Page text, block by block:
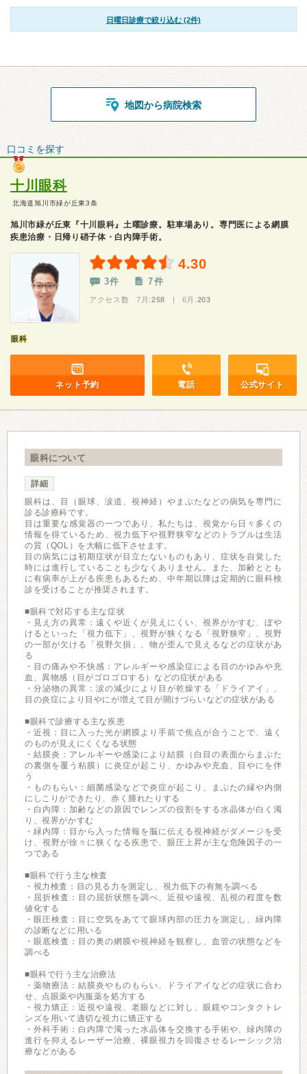
日曜日診療で絞り込む (2件)
地図から病院検索
口コミを探す
十川眼科
北海道旭川市緑が丘東3条
旭川市緑が丘東『十川眼科』土曜診療。駐車場あり。専門医による網膜
疾患治療・日帰り硝子体・白内障手術。
4.30
3件 7件
アクセス数 7月:258 | 6月:203
眼科
ネット予約 電話 公式サイト
眼科について
詳細
眼科は、目（眼球、涙道、視神経）やまぶたなどの病気を専門に
診る診療科です。
目は重要な感覚器の一つであり、私たちは、視覚から日々多くの
情報を得ているため、視力低下や視野狭窄などのトラブルは生活
の質（QOL）を大幅に低下させます。
目の病気には初期症状が目立たないものもあり、症状を自覚した
時には進行していることも少なくありません。また、加齢ととも
に有病率が上がる疾患もあるため、中年期以降は定期的に眼科検
診を受けることが推奨されます。
■眼科で対応する主な症状
・見え方の異常：遠くや近くが見えにくい、視界がかすむ、ぼや
けるといった「視力低下」、視野が狭くなる「視野狭窄」、視野
の一部が欠ける「視野欠損」、物が歪んで見えるなどの症状があ
る
・目の痛みや不快感：アレルギーや感染症による目のかゆみや充
血、異物感（目がゴロゴロする）などの症状がある
・分泌物の異常：涙の減少により目が乾燥する「ドライアイ」、
目の炎症により目やにが増えて目が開けづらいなどの症状がある
■眼科で診療する主な疾患
・近視：目に入った光が網膜より手前で焦点が合うことで、遠く
のものが見えにくくなる状態
・結膜炎：アレルギーや感染により結膜（白目の表面からまぶた
の裏側を覆う粘膜）に炎症が起こり、かゆみや充血、目やにを伴
う
・ものもらい：細菌感染などで炎症が起こり、まぶたの縁や内側
にしこりができたり、赤く腫れたりする
・白内障：加齢などの原因でレンズの役割をする水晶体が白く濁
り、視界がかすむ
・緑内障：目から入った情報を脳に伝える視神経がダメージを受
け、視野が徐々に狭くなる疾患で、眼圧上昇が主な危険因子の一
つである
■眼科で行う主な検査
・視力検査：目の見る力を測定し、視力低下の有無を調べる
・屈折検査：目の屈折状態を調べ、近視や遠視、乱視の程度を数
値化する
・眼圧検査：目に空気をあてて眼球内部の圧力を測定し、緑内障
の診断などに用いる
・眼底検査：目の奥の網膜や視神経を観察し、血管の状態などを
調べる
■眼科で行う主な治療法
・薬物療法：結膜炎やものもらい、ドライアイなどの症状に合わ
せ、点眼薬や内服薬を処方する
・視力矯正：近視や遠視、老眼などに対し、眼鏡やコンタクトレ
ンズを用いて適切な視力に矯正する
・外科手術：白内障で濁った水晶体を交換する手術や、緑内障の
進行を抑えるレーザー治療、裸眼視力を回復させるレーシック治
療などがある